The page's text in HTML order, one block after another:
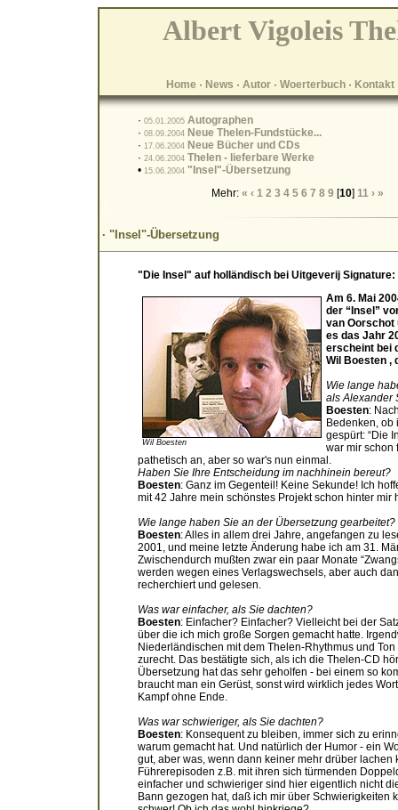
Albert Vigoleis
Home · News · Autor · Woerterbuch · Kontakt
· 05.01.2005 Autographen
· 08.09.2004 Neue Thelen-Fundstücke...
· 17.06.2004 Neue Bücher und CDs
· 24.06.2004 Thelen - lieferbare Werke
• 15.06.2004 "Insel"-Übersetzung
Mehr: « ‹ 1 2 3 4 5 6 7 8 9 [10] 11 › »
· "Insel"-Übersetzung
"Die Insel" auf holländisch bei Uitgeverij
Wil Boesten
Am 6. Mai
der “Insel”
van Oorschot
es das Jahr
erscheint bei
Wil Boesten ,
Wie lange
als Alexander
Boesten:
Bedenken,
gespürt: “Die
war mir schon
pathetisch an, aber so war's nun einmal.
Haben Sie Ihre Entscheidung im nachhinein bereut?
Boesten: Ganz im Gegenteil! Keine Sekunde! Ich
mit 42 Jahre mein schönstes Projekt schon hinter mir
Wie lange haben Sie an der Übersetzung gearbeitet?
Boesten: Alles in allem drei Jahre, angefangen zu
2001, und meine letzte Änderung habe ich am 31.
Zwischendurch mußten zwar ein paar Monate
werden wegen eines Verlagswechsels, aber auch
recherchiert und gelesen.
Was war einfacher, als Sie dachten?
Boesten: Einfacher? Einfacher? Vielleicht bei der
über die ich mich große Sorgen gemacht hatte.
Niederländischen mit dem Thelen-Rhythmus und
zurecht. Das bestätigte sich, als ich die Thelen-CD
Übersetzung hat das sehr geholfen - bei einem so
braucht man ein Gerüst, sonst wird wirklich jedes
Kampf ohne Ende.
Was war schwieriger, als Sie dachten?
Boesten: Konsequent zu bleiben, immer sich zu
warum gemacht hat. Und natürlich der Humor - ein
gut, aber was, wenn dann keiner mehr drüber lachen
Führerepisoden z.B. mit ihren sich türmenden
einfacher und schwieriger sind hier eigentlich nicht
Bann gezogen hat, daß ich mir über Schwierigkeiten